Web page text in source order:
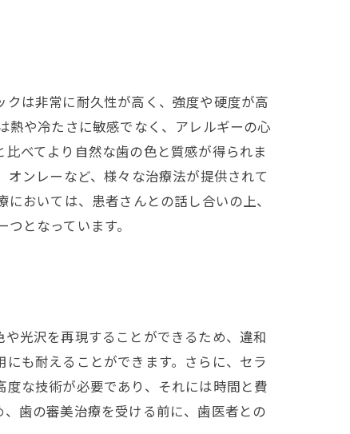
は非常に耐久性が高く、強度や硬度が高
熱や冷たさに敏感でなく、アレルギーの心
べてより自然な歯の色と質感が得られま
ンレーなど、様々な治療法が提供されて
おいては、患者さんとの話し合いの上、
となっています。
光沢を再現することができるため、違和
も耐えることができます。さらに、セラ
な技術が必要であり、それには時間と費
歯の審美治療を受ける前に、歯医者との